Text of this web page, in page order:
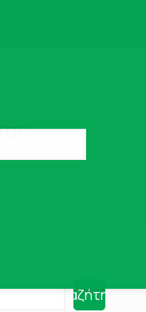
Αναζήτηση